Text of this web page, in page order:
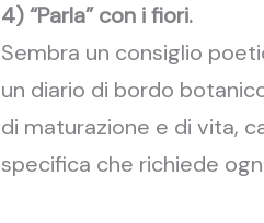
4) “Parla” con i fiori.
Sembra un consiglio
un diario di bordo
di maturazione e di vita,
specifica che richiede